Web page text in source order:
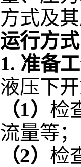
方式及其
运行方式
1. 准备
液压下
（1） 检
流量等；
（2） 检